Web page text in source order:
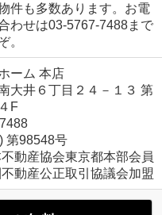
件も多数あります。お電
わせは03-5767-7488まで
。
ーム 本店
大井６丁目２４－１３ 第
F
第98548号
動産協会東京都本部会員
動産公正取引協議会加盟